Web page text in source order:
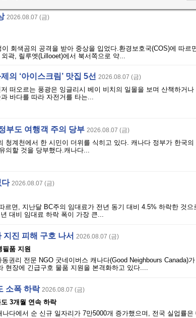
2026.08.07 (금)
회색곰의 공격을 받아 중상을 입었다.환경보호국(COS)에 따르
곽, 릴루엣(Lillooet)에서 북서쪽으로 약...
의 ‘아이스크림’ 맛집 5선 2026.08.07 (금)
떠오르는 풍광은 잉글리시 베이 비치의 일몰을 보며 산책하거나
바다를 따라 자전거를 타는...
부도 여행객 주의 당부 2026.08.07 (금)
청계천에서 한 시민이 더위를 식히고 있다. 캐나다 정부가 한국의
의할 것을 당부했다.캐나다...
다 2026.08.07 (금)
르면, 지난달 BC주의 임대료가 전년 동기 대비 4.5% 하락한 것으
대비 임대료 하락 폭이 가장 큰...
진 피해 구호 나서 2026.08.07 (금)
필품 지원
권리 전문 NGO 굿네이버스 캐나다(Good Neighbours Canada)
현장에 긴급구호 물품 지원을 본격화하고 있다....
소폭 하락 2026.08.07 (금)
도 3개월 연속 하락
다에서 순 신규 일자리가 7만5000개 증가했으며, 전국 실업률은